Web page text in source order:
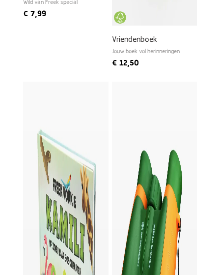
Wild van Freek special
€ 7,99
Vriendenboek
Jouw boek vol herinneringen
€12,50